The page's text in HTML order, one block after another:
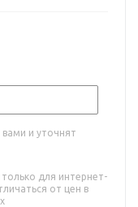
и уточнят
для интернет-
от цен в